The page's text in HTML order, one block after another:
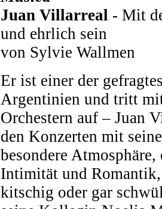
Juan Villarreal - Mit
und ehrlich sein
von Sylvie Wallmen
Er ist einer der
Argentinien und tritt
Orchestern auf – Juan
den Konzerten mit
besondere Atmosphäre,
Intimität und
kitschig oder gar